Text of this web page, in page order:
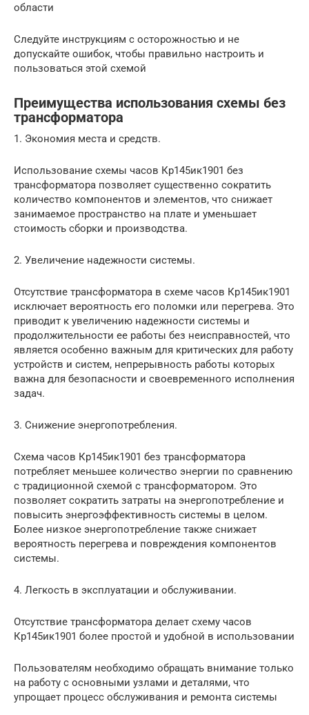
области
Следуйте инструкциям с осторожностью и не
допускайте ошибок, чтобы правильно настроить и
пользоваться этой схемой
Преимущества использования схемы без
трансформатора
1. Экономия места и средств.
Использование схемы часов Кр145ик1901 без
трансформатора позволяет существенно сократить
количество компонентов и элементов, что снижает
занимаемое пространство на плате и уменьшает
стоимость сборки и производства.
2. Увеличение надежности системы.
Отсутствие трансформатора в схеме часов Кр145ик1901
исключает вероятность его поломки или перегрева. Это
приводит к увеличению надежности системы и
продолжительности ее работы без неисправностей, что
является особенно важным для критических для работу
устройств и систем, непрерывность работы которых
важна для безопасности и своевременного исполнения
задач.
3. Снижение энергопотребления.
Схема часов Кр145ик1901 без трансформатора
потребляет меньшее количество энергии по сравнению
с традиционной схемой с трансформатором. Это
позволяет сократить затраты на энергопотребление и
повысить энергоэффективность системы в целом.
Более низкое энергопотребление также снижает
вероятность перегрева и повреждения компонентов
системы.
4. Легкость в эксплуатации и обслуживании.
Отсутствие трансформатора делает схему часов
Кр145ик1901 более простой и удобной в использовании
Пользователям необходимо обращать внимание только
на работу с основными узлами и деталями, что
упрощает процесс обслуживания и ремонта системы